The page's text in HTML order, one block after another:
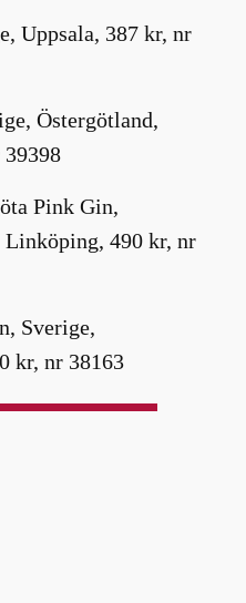
Uppsala, 387 kr, nr
Östergötland,
Pink Gin,
Linköping, 490 kr, nr
Sverige,
kr, nr 38163